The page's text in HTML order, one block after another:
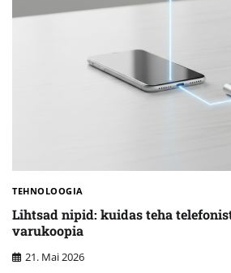
TEHNOLOOGIA
Lihtsad nipid: kuidas teha
varukoopia
21. Mai 2026